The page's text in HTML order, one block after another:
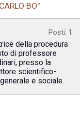
BO"
Posti: 1
della procedura
di professore
presso la
scientifico-
e sociale.